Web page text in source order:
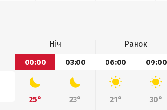
Ніч Ранок
00:00
03:00 06:00 09:00
25° 23° 21° 30°